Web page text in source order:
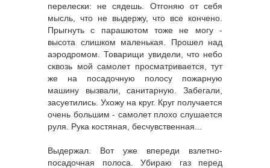
перелески: не сядешь. Отгоняю от себя
мысль, что не выдержу, что все кончено.
Прыгнуть с парашютом тоже не могу -
высота слишком маленькая. Прошел над
аэродромом. Товарищи увидели, что небо
сквозь мой самолет просматривается, тут
же на посадочную полосу пожарную
машину вызвали, санитарную. Забегали,
засуетились. Ухожу на круг. Круг получается
очень большим - самолет плохо слушается
руля. Рука костяная, бесчувственная...
Выдержал. Вот уже впереди взлетно-
посадочная полоса. Убираю газ перед